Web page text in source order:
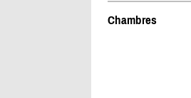
Chambres